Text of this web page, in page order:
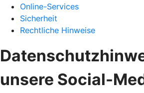
Online-Services
Sicherheit
Rechtliche Hinweise
unsere Social-